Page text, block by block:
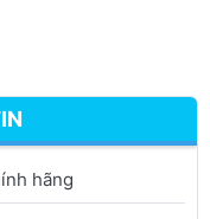
hãng